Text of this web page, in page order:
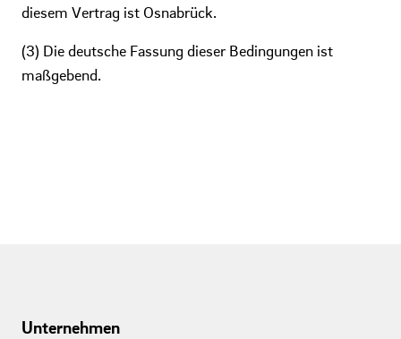
diesem Vertrag ist Osnabrück.
(3) Die deutsche Fassung dieser Bedingungen ist
maßgebend.
Unternehmen